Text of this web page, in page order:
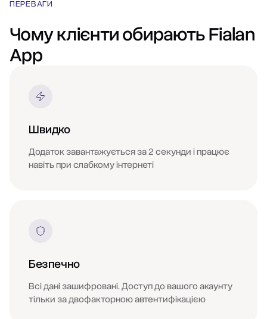
ПЕРЕВАГИ
Чому клієнти обирають Fialan
App
Швидко
Додаток завантажується за 2 секунди і працює
навіть при слабкому інтернеті
Безпечно
Всі дані зашифровані. Доступ до вашого акаунту
тільки за двофакторною автентифікацією